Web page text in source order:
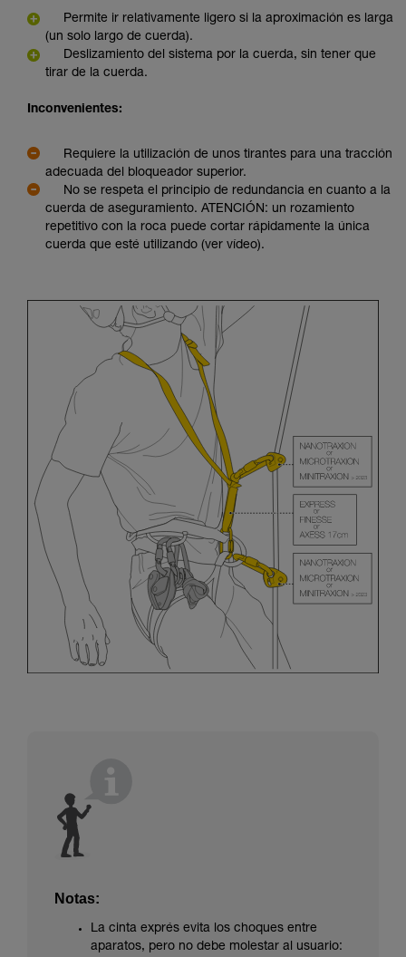
Permite ir relativamente ligero si la aproximación es larga
(un solo largo de cuerda).
Deslizamiento del sistema por la cuerda, sin tener que
tirar de la cuerda.
Inconvenientes:
Requiere la utilización de unos tirantes para una tracción
adecuada del bloqueador superior.
No se respeta el principio de redundancia en cuanto a la
cuerda de aseguramiento. ATENCIÓN: un rozamiento
repetitivo con la roca puede cortar rápidamente la única
cuerda que esté utilizando (ver vídeo).
Notas:
La cinta exprés evita los choques entre
aparatos, pero no debe molestar al usuario: